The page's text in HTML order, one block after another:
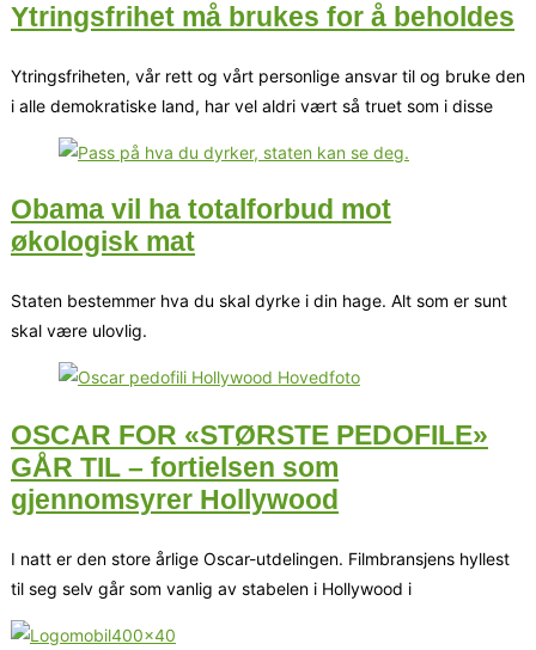
Ytringsfrihet må brukes for å beholdes
Ytringsfriheten, vår rett og vårt personlige ansvar til og bruke den
i alle demokratiske land, har vel aldri vært så truet som i disse
Obama vil ha totalforbud mot
økologisk mat
Staten bestemmer hva du skal dyrke i din hage. Alt som er sunt
skal være ulovlig.
OSCAR FOR «STØRSTE PEDOFILE»
GÅR TIL – fortielsen som
gjennomsyrer Hollywood
I natt er den store årlige Oscar-utdelingen. Filmbransjens hyllest
til seg selv går som vanlig av stabelen i Hollywood i